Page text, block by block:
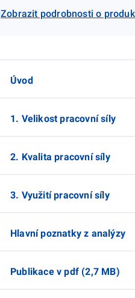
Zobrazit podrobnosti o
Úvod
1. Velikost pracovní síly
2. Kvalita pracovní síly
3. Využití pracovní síly
Hlavní poznatky z analýzy
Publikace v pdf (2,7 MB)